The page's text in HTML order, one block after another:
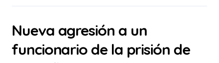
Nueva agresión a un
funcionario de la prisión de